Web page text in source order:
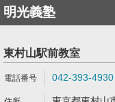
明光義塾
東村山駅前教室
042-393-4930